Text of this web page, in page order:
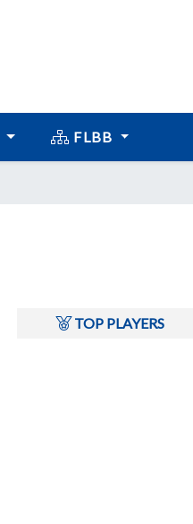
FLBB
TOP PLAYERS